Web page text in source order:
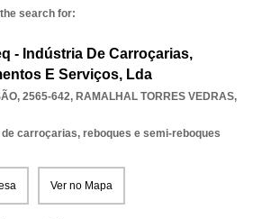
search for:
- Indústria De Carroçarias,
E Serviços, Lda
2565-642, RAMALHAL TORRES VEDRAS,
de carroçarias, reboques e semi-reboques
Ver no Mapa